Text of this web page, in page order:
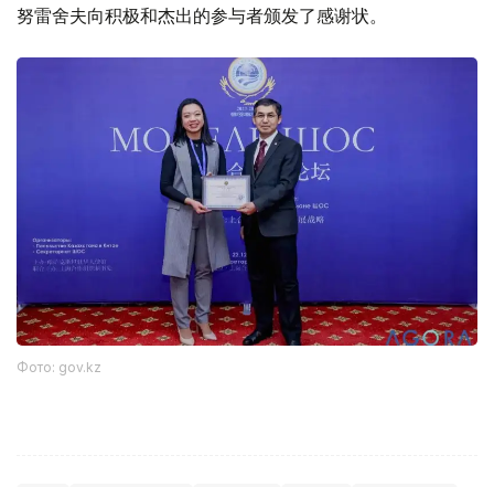
努雷舍夫向积极和杰出的参与者颁发了感谢状。
Фото: gov.kz